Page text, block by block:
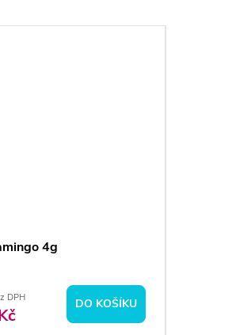
4g
DPH DO KOŠÍKU